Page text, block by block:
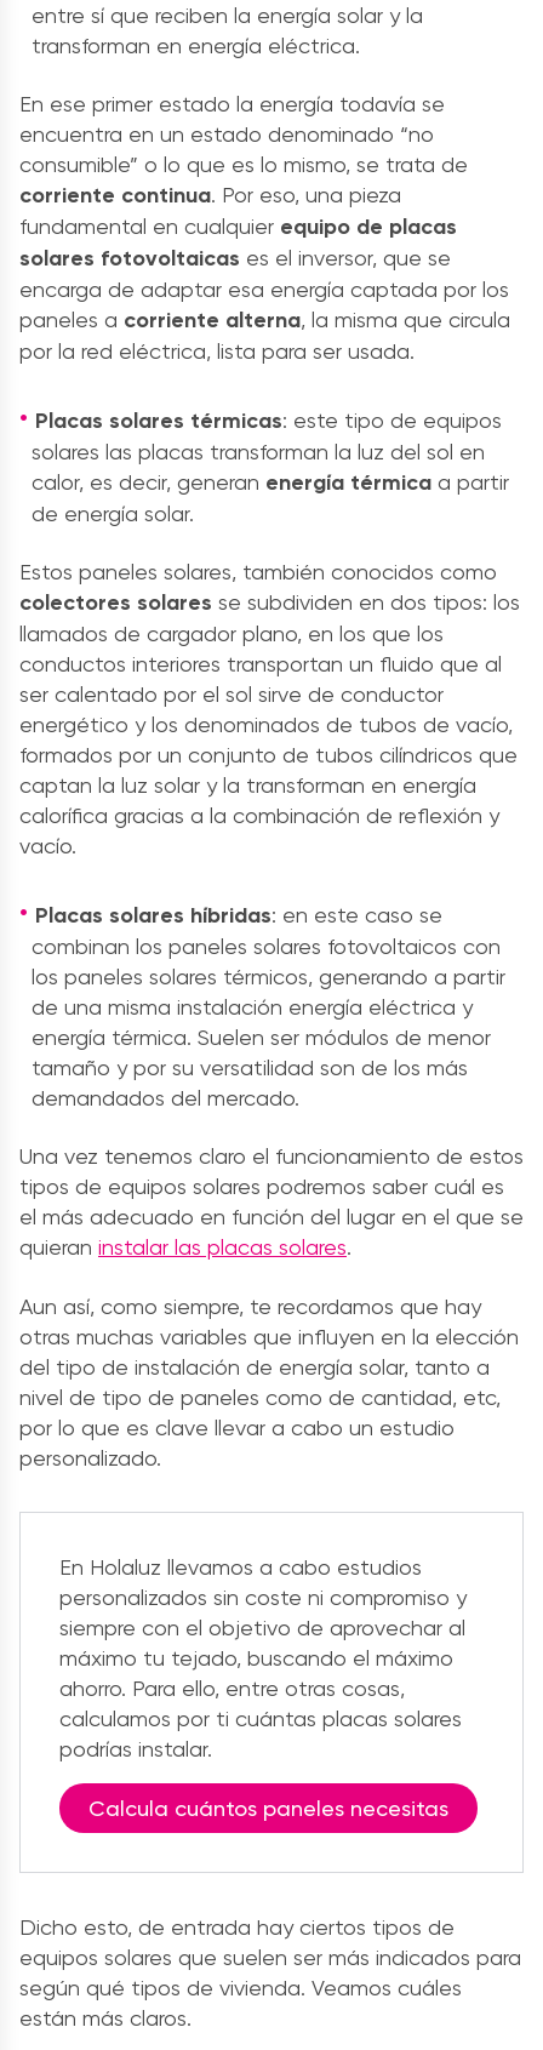
entre sí que reciben la energía solar y la
transforman en energía eléctrica.
En ese primer estado la energía todavía se
encuentra en un estado denominado “no
consumible” o lo que es lo mismo, se trata de
corriente continua. Por eso, una pieza
fundamental en cualquier equipo de placas
solares fotovoltaicas es el inversor, que se
encarga de adaptar esa energía captada por los
paneles a corriente alterna, la misma que circula
por la red eléctrica, lista para ser usada.
Placas solares térmicas: este tipo de equipos
solares las placas transforman la luz del sol en
calor, es decir, generan energía térmica a partir
de energía solar.
Estos paneles solares, también conocidos como
colectores solares se subdividen en dos tipos: los
llamados de cargador plano, en los que los
conductos interiores transportan un fluido que al
ser calentado por el sol sirve de conductor
energético y los denominados de tubos de vacío,
formados por un conjunto de tubos cilíndricos que
captan la luz solar y la transforman en energía
calorífica gracias a la combinación de reflexión y
vacío.
Placas solares híbridas: en este caso se
combinan los paneles solares fotovoltaicos con
los paneles solares térmicos, generando a partir
de una misma instalación energía eléctrica y
energía térmica. Suelen ser módulos de menor
tamaño y por su versatilidad son de los más
demandados del mercado.
Una vez tenemos claro el funcionamiento de estos
tipos de equipos solares podremos saber cuál es
el más adecuado en función del lugar en el que se
quieran instalar las placas solares.
Aun así, como siempre, te recordamos que hay
otras muchas variables que influyen en la elección
del tipo de instalación de energía solar, tanto a
nivel de tipo de paneles como de cantidad, etc,
por lo que es clave llevar a cabo un estudio
personalizado.
En Holaluz llevamos a cabo estudios
personalizados sin coste ni compromiso y
siempre con el objetivo de aprovechar al
máximo tu tejado, buscando el máximo
ahorro. Para ello, entre otras cosas,
calculamos por ti cuántas placas solares
podrías instalar.
Calcula cuántos paneles necesitas
Dicho esto, de entrada hay ciertos tipos de
equipos solares que suelen ser más indicados para
según qué tipos de vivienda. Veamos cuáles
están más claros.